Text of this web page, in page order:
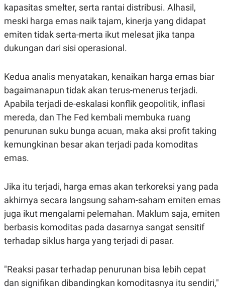
SIBER
PRIVACY
POLICY
kapasitas smelter, serta rantai distribusi. Alhasil,
meski harga emas naik tajam, kinerja yang didapat
emiten tidak serta-merta ikut melesat jika tanpa
dukungan dari sisi operasional.
Kedua analis menyatakan, kenaikan harga emas biar
bagaimanapun tidak akan terus-menerus terjadi.
Apabila terjadi de-eskalasi konflik geopolitik, inflasi
mereda, dan The Fed kembali membuka ruang
penurunan suku bunga acuan, maka aksi profit taking
kemungkinan besar akan terjadi pada komoditas
emas.
Jika itu terjadi, harga emas akan terkoreksi yang pada
akhirnya secara langsung saham-saham emiten emas
juga ikut mengalami pelemahan. Maklum saja, emiten
berbasis komoditas pada dasarnya sangat sensitif
terhadap siklus harga yang terjadi di pasar.
"Reaksi pasar terhadap penurunan bisa lebih cepat
dan signifikan dibandingkan komoditasnya itu sendiri,"